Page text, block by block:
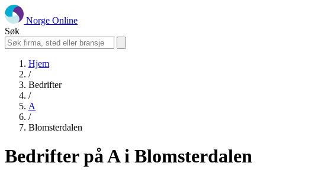
Norge Online
Søk
Hjem
/
Bedrifter
/
A
/
Blomsterdalen
Bedrifter på A i Blomsterdalen